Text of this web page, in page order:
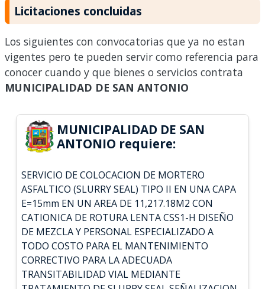
Licitaciones concluidas
Los siguientes con convocatorias que ya no estan
vigentes pero te pueden servir como referencia para
conocer cuando y que bienes o servicios contrata
MUNICIPALIDAD DE SAN ANTONIO
MUNICIPALIDAD DE SAN
ANTONIO requiere:
SERVICIO DE COLOCACION DE MORTERO
ASFALTICO (SLURRY SEAL) TIPO II EN UNA CAPA
E=15mm EN UN AREA DE 11,217.18M2 CON
CATIONICA DE ROTURA LENTA CSS1-H DISEÑO
DE MEZCLA Y PERSONAL ESPECIALIZADO A
TODO COSTO PARA EL MANTENIMIENTO
CORRECTIVO PARA LA ADECUADA
TRANSITABILIDAD VIAL MEDIANTE